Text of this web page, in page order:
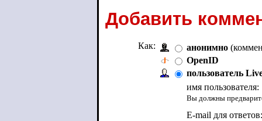
Добавить
Как: анонимно
OpenID
пользователь
имя пользователя:
Вы должны
E-mail для